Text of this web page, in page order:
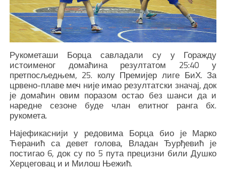
Рукометаши Борца савладали су у Горажду
истоименог домаћина резултатом 25:40 у
претпосљедњем, 25. колу Премијер лиге БиХ. За
црвено-плаве меч није имао резултатски значај, док
је домаћин овим поразом остао без шанси да и
наредне сезоне буде члан елитног ранга бх.
рукомета.
Најефикаснији у редовима Борца био је Марко
Ћеранић са девет голова, Владан Ђурђевић је
постигао 6, док су по 5 пута прецизни били Душко
Херцеговац и и Милош Њежић.